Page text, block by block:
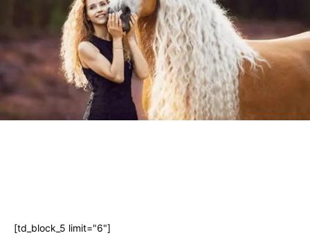
[td_block_5 limit="6"]